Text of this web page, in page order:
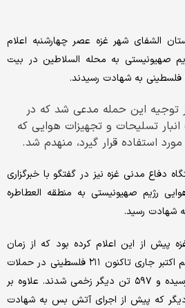
الشفای شهر غزه عصر چهارشنبه اعلام
صهیونیستی به محله السلاطین در بیت
توجیه این حمله مدعی شد که در
تسلیحات و تجهیزات هوایی که
استفاده قرار گیرد، منهدم شد.
مدنی غزه نیز در گفتگو با خبرگزاری
رژیم صهیونیستی به منطقه العطاطره
شهادت رسید.
پیش از این اعلام کرده بود که از زمان
اجرای توافق آتش بس در دهم اکتبر جاری تاکنون ۲۱۱ فلسطینی در حملات
رژیم صهیونیستی به شهادت رسیده و ۵۹۷ تن دیگر زخمی شدند. علاوه بر
فلسطینی دیگر که پیش از اجرای آتش بس به شهادت